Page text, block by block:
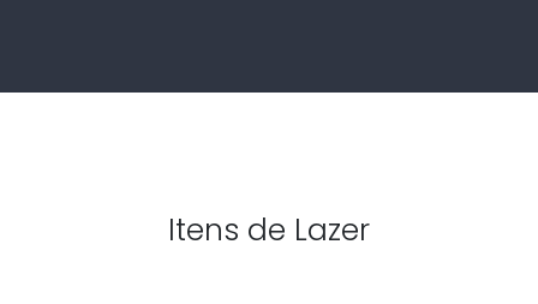
Itens de Lazer